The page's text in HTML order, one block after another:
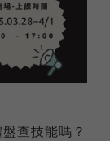
查技能嗎？